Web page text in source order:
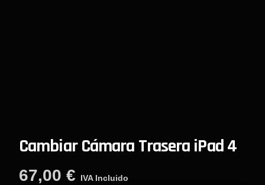
Cambiar Cámara Trasera iPad 4
67,00 € IVA Incluido